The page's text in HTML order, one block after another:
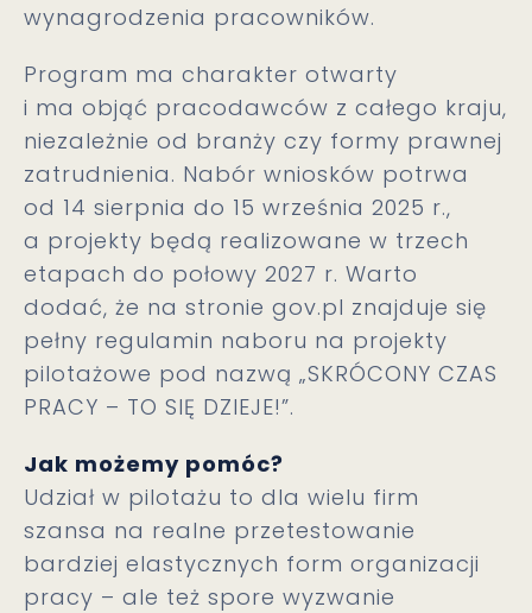
wynagrodzenia pracowników.
Program ma charakter otwarty
i ma objąć pracodawców z całego kraju,
niezależnie od branży czy formy prawnej
zatrudnienia. Nabór wniosków potrwa
od 14 sierpnia do 15 września 2025 r.,
a projekty będą realizowane w trzech
etapach do połowy 2027 r. Warto
dodać, że na stronie gov.pl znajduje się
pełny regulamin naboru na projekty
pilotażowe pod nazwą „SKRÓCONY CZAS
PRACY – TO SIĘ DZIEJE!”.
Jak możemy pomóc?
Udział w pilotażu to dla wielu firm
szansa na realne przetestowanie
bardziej elastycznych form organizacji
pracy – ale też spore wyzwanie